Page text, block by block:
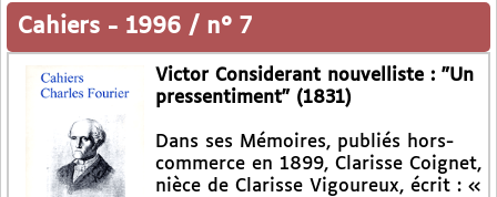
Cahiers - 1996 / n° 7
Victor Considerant nouvelliste : "Un
pressentiment" (1831)
Dans ses Mémoires, publiés hors-
commerce en 1899, Clarisse Coignet,
nièce de Clarisse Vigoureux, écrit : «